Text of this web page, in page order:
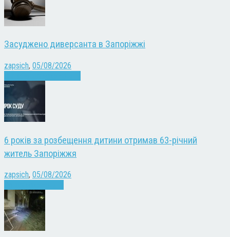
Засуджено диверсанта в Запоріжжі
zapsich, 05/08/2026
6 років за розбещення дитини отримав 63-річний
житель Запоріжжя
zapsich, 05/08/2026